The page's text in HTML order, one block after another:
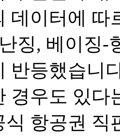
데이터에 따
징, 베이징-
반등했습니
경우도 있다
식 항공권 직